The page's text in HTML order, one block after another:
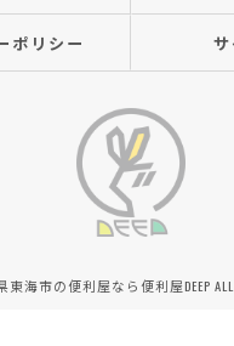
ポリシー
海市の便利屋なら便利屋DEEP ALL